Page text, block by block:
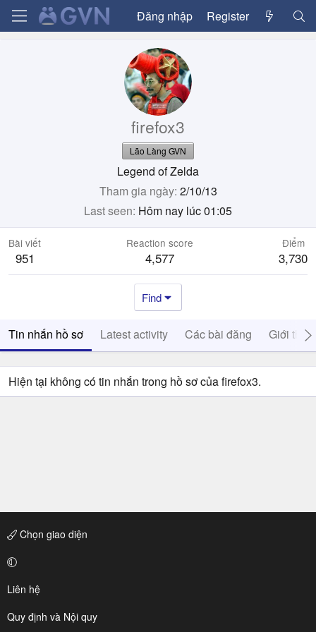
Đăng nhập Register
firefox3
Lão Làng GVN
Legend of Zelda
Tham gia ngày 2/10/13
Last seen Hôm nay lúc 01:05
Bài viết
951
Reaction score
4,577
Điểm
3,730
Find
Tin nhắn hồ sơ Latest activity Các bài đăng Giới thiệu
Hiện tại không có tin nhắn trong hồ sơ của firefox3.
Chọn giao diện
Liên hệ
Quy định và Nội quy